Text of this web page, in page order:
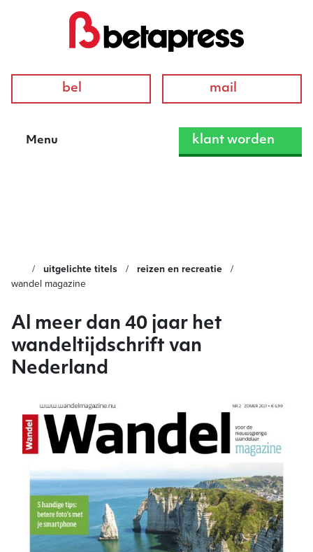
bel mail
Menu klant worden
uitgelichte titels
reizen en recreatie
wandel magazine
Al meer dan 40 jaar het
wandeltijdschrift van
Nederland